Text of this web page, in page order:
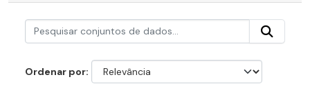
Ordenar por